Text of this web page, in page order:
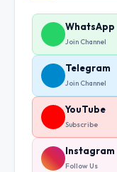
WhatsApp
Join Channel
Telegram
Join Channel
YouTube
Subscribe
Instagram
Follow Us